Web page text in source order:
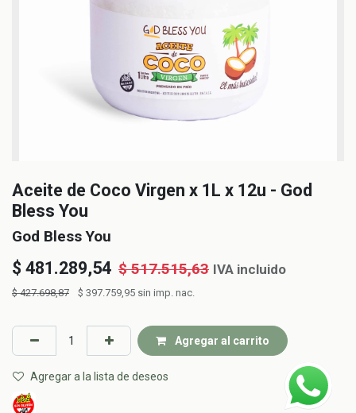
Aceite de Coco Virgen x 1L x 12u - God
Bless You
God Bless You
$ 481.289,54 $517.515,63 IVA incluido
$427.698,87 $ 397.759,95 sin imp. nac.
Agregar al carrito
Agregar a la lista de deseos